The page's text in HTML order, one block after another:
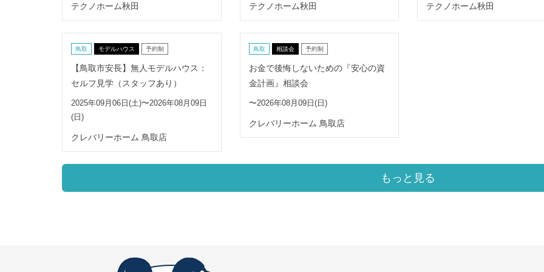
テクノホーム秋田 テクノホーム秋田 テクノホーム秋田
鳥取 モデルハウス 予約制
【鳥取市安長】無人モデルハウス：
セルフ見学（スタッフあり）
2025年09月06日(土)〜2026年08月09日
(日)
クレバリーホーム 鳥取店
鳥取 相談会 予約制
お金で後悔しないための『安心の資
金計画』相談会
〜2026年08月09日(日)
クレバリーホーム 鳥取店
もっと見る